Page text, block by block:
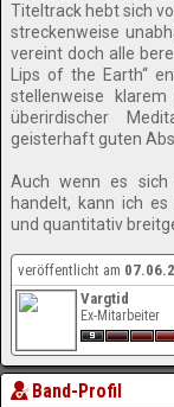
Titeltrack hebt sich
streckenweise
vereint doch alle
Lips of the Earth“
stellenweise
überirdischer
geisterhaft guten
Auch wenn es
handelt, kann ich
und quantitativ
veröffentlicht am
Vargtid
Ex-Mitarbeiter
Band-Profil